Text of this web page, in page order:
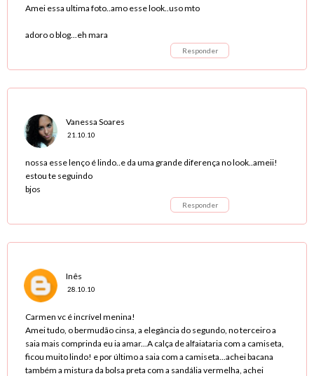
Amei essa ultima foto..amo esse look..uso mto
adoro o blog...eh mara
Responder
Vanessa Soares
21.10.10
nossa esse lenço é lindo..e da uma grande diferença no look..ameii!
estou te seguindo
bjos
Responder
Inês
28.10.10
Carmen vc é incrível menina!
Amei tudo, o bermudão cinsa, a elegância do segundo, no terceiro a
saia mais comprinda eu ia amar...A calça de alfaiataria com a camiseta,
ficou muito lindo! e por último a saia com a camiseta...achei bacana
também a mistura da bolsa preta com a sandália vermelha, achei